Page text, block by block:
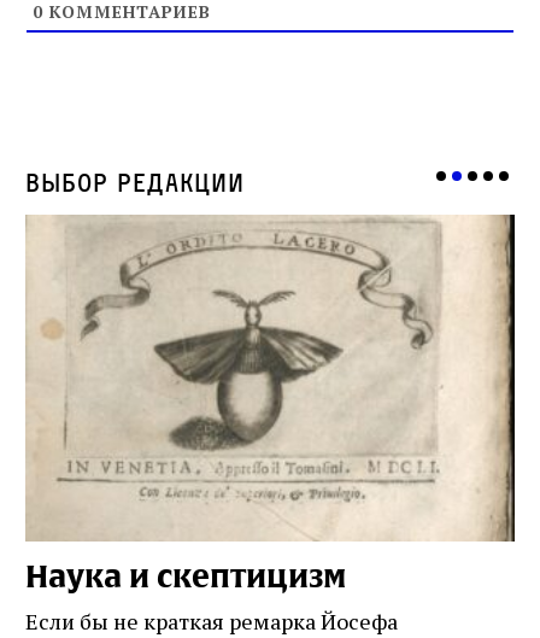
0 КОММЕНТАРИЕВ
Выбор редакции
Наука и скептицизм
Если бы не краткая ремарка Йосефа